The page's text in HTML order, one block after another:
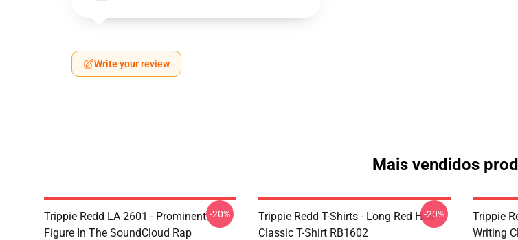
Write your review
Mais vendidos
Trippie Redd LA 2601 - Prominent
Figure In The SoundCloud Rap
-20%
Trippie Redd T-Shirts - Long Red Hair
Classic T-Shirt RB1602
-20%
Trippie
Writing